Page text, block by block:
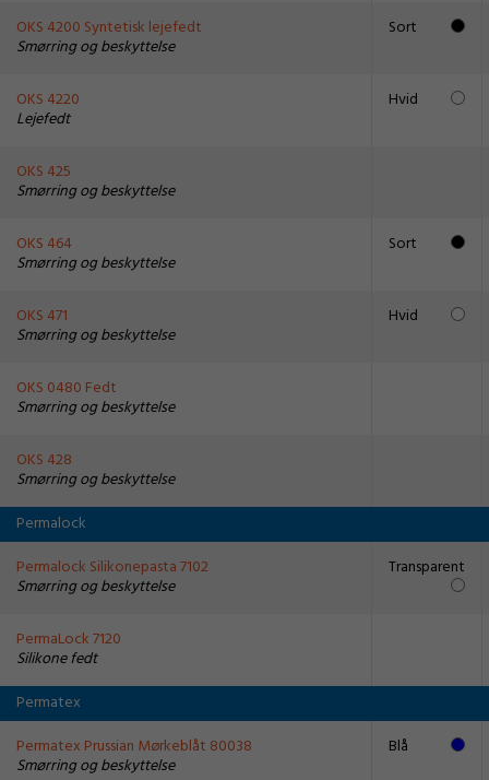
OKS 4200 Syntetisk lejefedt
Smørring og beskyttelse
Sort
OKS 4220
Lejefedt
Hvid
OKS 425
Smørring og beskyttelse
OKS 464
Smørring og beskyttelse
Sort
OKS 471
Smørring og beskyttelse
Hvid
OKS 0480 Fedt
Smørring og beskyttelse
OKS 428
Smørring og beskyttelse
Permalock
Permalock Silikonepasta 7102
Smørring og beskyttelse
Transparent
PermaLock 7120
Silikone fedt
Permatex
Permatex Prussian Mørkeblåt 80038
Smørring og beskyttelse
Blå